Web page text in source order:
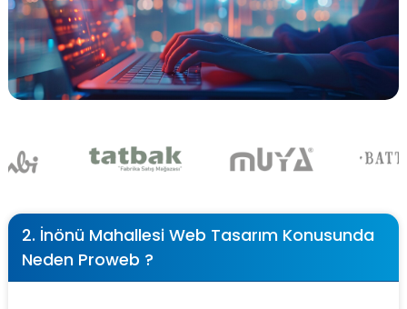
2. İnönü Mahallesi Web Tasarım Konusunda
Neden Proweb ?